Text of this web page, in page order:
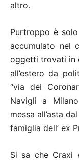
altro.
Purtroppo è
accumulato nel
oggetti trovati in
all’estero da
“via dei
Navigli a
messa all’asta
famiglia dell’ ex
Si sa che Craxi